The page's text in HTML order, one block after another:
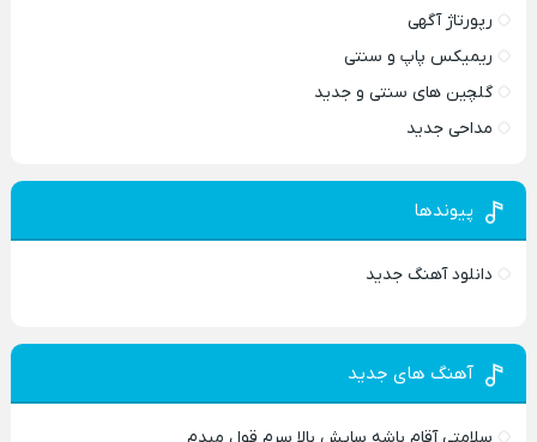
رپورتاژ آگهی
ریمیکس پاپ و سنتی
گلچین های سنتی و جدید
مداحی جدید
پیوندها
دانلود آهنگ جدید
آهنگ های جدید